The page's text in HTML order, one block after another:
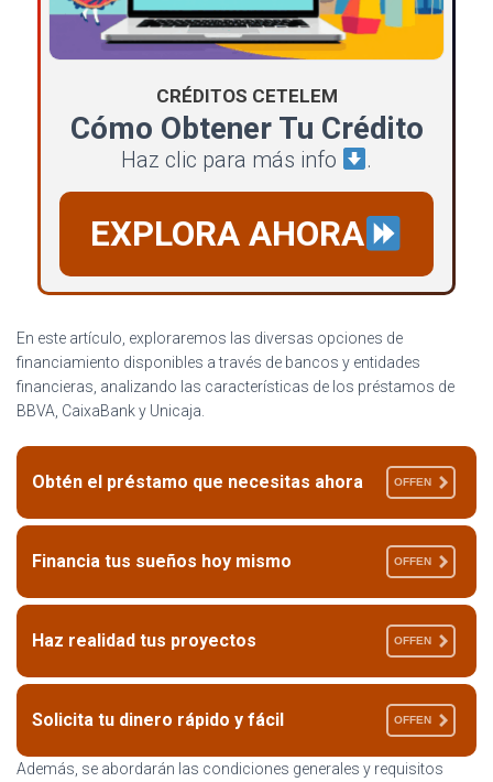
CRÉDITOS CETELEM
Cómo Obtener Tu Crédito
Haz clic para más info .
EXPLORA AHORA
En este artículo, exploraremos las diversas opciones de
financiamiento disponibles a través de bancos y entidades
financieras, analizando las características de los préstamos de
BBVA, CaixaBank y Unicaja.
Obtén el préstamo que necesitas ahora OFFEN
Financia tus sueños hoy mismo OFFEN
Haz realidad tus proyectos OFFEN
Solicita tu dinero rápido y fácil OFFEN
Además, se abordarán las condiciones generales y requisitos